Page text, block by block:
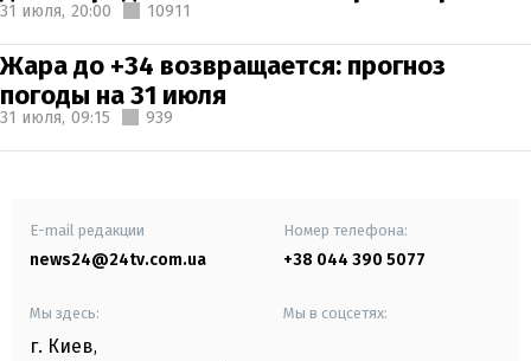
31 июля, 20:00 10911
Жара до +34 возвращается: прогноз
погоды на 31 июля
31 июля, 09:15 939
E-mail редакции
news24@24tv.com.ua
Номер телефона:
+38 044 390 5077
Мы здесь:
г. Киев,
Мы в соцсетях: